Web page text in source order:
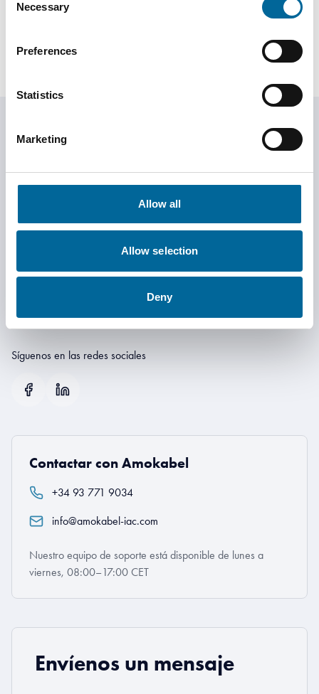
Selection
Necessary
Preferences
Statistics
Marketing
Allow all
Allow selection
Deny
+46 481 750 877
Enviar correo de
restablecimiento
Sistema de radar?
Síguenos en las redes sociales
Contactar con Amokabel
+34 93 771 9034
info@amokabel-iac.com
Nuestro equipo de soporte está disponible de lunes a
viernes, 08:00–17:00 CET
Envíenos un mensaje